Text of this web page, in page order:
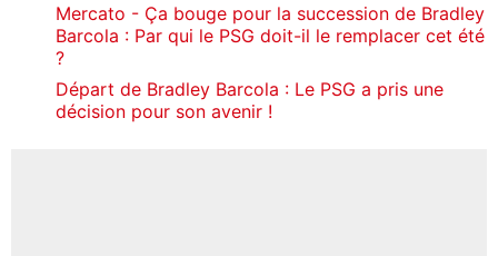
Mercato - Ça bouge pour la succession de Bradley
Barcola : Par qui le PSG doit-il le remplacer cet été
?
Départ de Bradley Barcola : Le PSG a pris une
décision pour son avenir !